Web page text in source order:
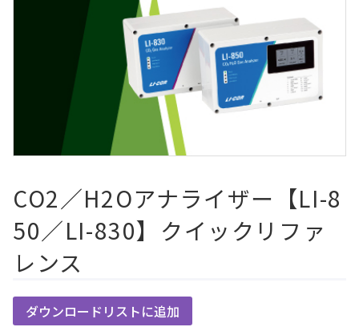
CO2／H2Oアナライザー【LI-8
50／LI-830】クイックリファ
レンス
ダウンロードリストに追加